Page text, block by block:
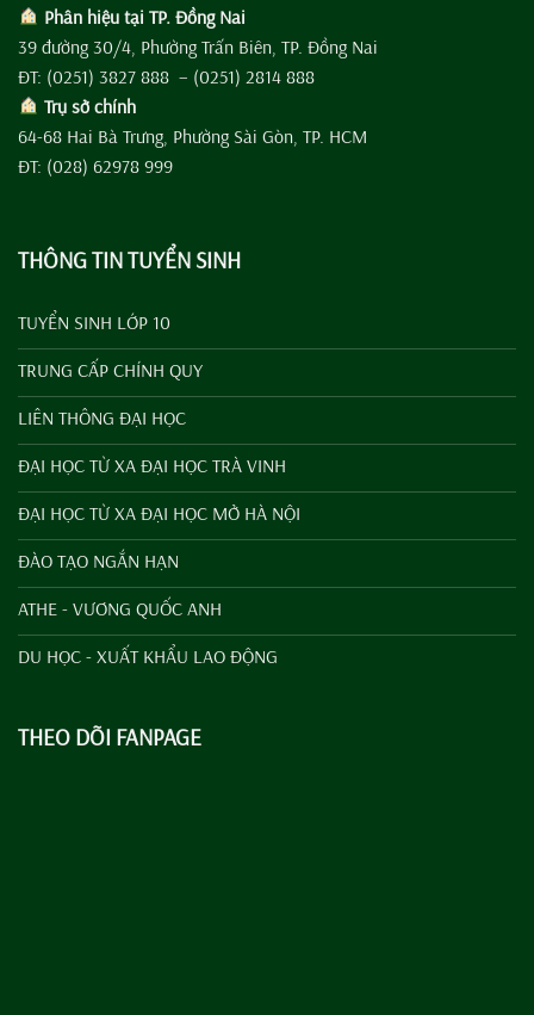
Phân hiệu tại TP. Đồng Nai
39 đường 30/4, Phường Trấn Biên, TP. Đồng Nai
ĐT: (0251) 3827 888 – (0251) 2814 888
Trụ sở chính
64-68 Hai Bà Trưng, Phường Sài Gòn, TP. HCM
ĐT: (028) 62978 999
THÔNG TIN TUYỂN SINH
TUYỂN SINH LỚP 10
TRUNG CẤP CHÍNH QUY
LIÊN THÔNG ĐẠI HỌC
ĐẠI HỌC TỪ XA ĐẠI HỌC TRÀ VINH
ĐẠI HỌC TỪ XA ĐẠI HỌC MỞ HÀ NỘI
ĐÀO TẠO NGẮN HẠN
ATHE - VƯƠNG QUỐC ANH
DU HỌC - XUẤT KHẨU LAO ĐỘNG
THEO DÕI FANPAGE